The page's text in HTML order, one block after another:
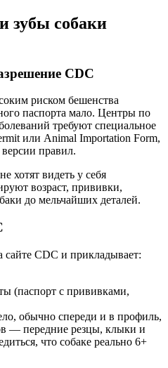
зубы собаки
CDC
риском бешенства
паспорта мало. Центры по
требуют специальное
или Animal Importation Form,
правил.
хотят видеть у себя
возраст, прививки,
до мельчайших деталей.
сайте CDC и прикладывает:
(паспорт с прививками,
обычно спереди и в профиль,
— передние резцы, клыки и
что собаке реально 6+